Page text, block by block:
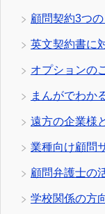
顧問契約3つ
英文契約書に
オプションの
まんがでわか
遠方の企業様
業種向け顧問
顧問弁護士の
学校関係の方